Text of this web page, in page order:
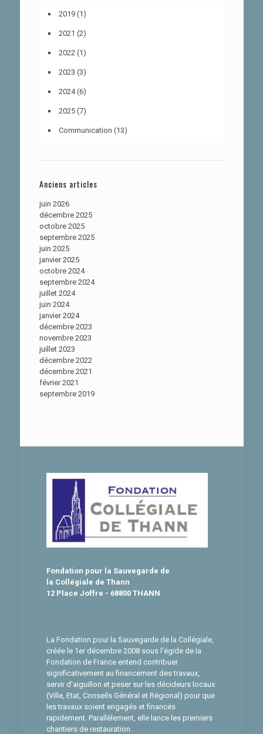
2019(1)
2021 (2)
2022(1)
2023 (3)
2024(6)
2025(7)
Communication (13)
Anciens articles
juin 2026
décembre 2025
octobre 2025
septembre 2025
juin 2025
janvier 2025
octobre 2024
septembre 2024
juillet 2024
juin 2024
janvier 2024
décembre 2023
novembre 2023
juillet 2023
décembre 2022
décembre 2021
février 2021
septembre 2019
Fondation pour la Sauvegarde de
la Collégiale de Thann
12 Place Joffre - 68800 THANN
La Fondation pour la Sauvegarde de la Collégiale,
créée le 1er décembre 2008 sous l’égide de la
Fondation de France entend contribuer
significativement au financement des travaux,
servir d’aiguillon et peser sur les décideurs locaux
(Ville, Etat, Conseils Général et Régional) pour que
les travaux soient engagés et financés
rapidement. Parallèlement, elle lance les premiers
chantiers de restauration.